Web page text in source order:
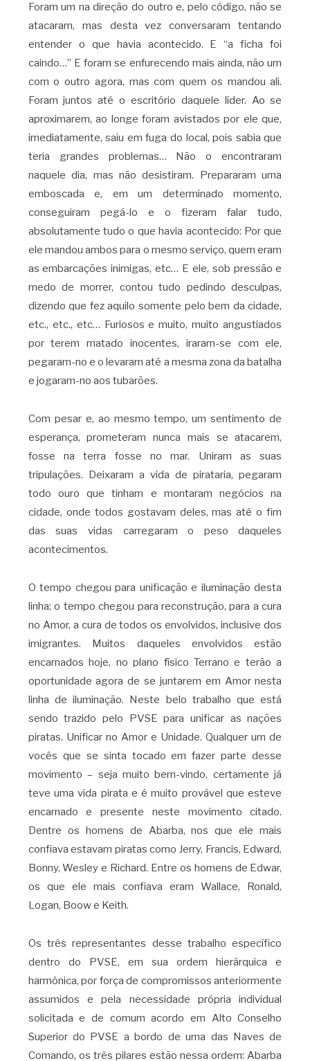
Foram um na direção do outro e, pelo código, não se
atacaram, mas desta vez conversaram tentando
entender o que havia acontecido. E “a ficha foi
caindo…” E foram se enfurecendo mais ainda, não um
com o outro agora, mas com quem os mandou ali.
Foram juntos até o escritório daquele líder. Ao se
aproximarem, ao longe foram avistados por ele que,
imediatamente, saiu em fuga do local, pois sabia que
teria grandes problemas… Não o encontraram
naquele dia, mas não desistiram. Prepararam uma
emboscada e, em um determinado momento,
conseguiram pegá-lo e o fizeram falar tudo,
absolutamente tudo o que havia acontecido: Por que
ele mandou ambos para o mesmo serviço, quem eram
as embarcações inimigas, etc… E ele, sob pressão e
medo de morrer, contou tudo pedindo desculpas,
dizendo que fez aquilo somente pelo bem da cidade,
etc., etc., etc… Furiosos e muito, muito angustiados
por terem matado inocentes, iraram-se com ele,
pegaram-no e o levaram até a mesma zona da batalha
e jogaram-no aos tubarões.
Com pesar e, ao mesmo tempo, um sentimento de
esperança, prometeram nunca mais se atacarem,
fosse na terra fosse no mar. Uniram as suas
tripulações. Deixaram a vida de pirataria, pegaram
todo ouro que tinham e montaram negócios na
cidade, onde todos gostavam deles, mas até o fim
das suas vidas carregaram o peso daqueles
acontecimentos.
O tempo chegou para unificação e iluminação desta
linha; o tempo chegou para reconstrução, para a cura
no Amor, a cura de todos os envolvidos, inclusive dos
imigrantes. Muitos daqueles envolvidos estão
encarnados hoje, no plano físico Terrano e terão a
oportunidade agora de se juntarem em Amor nesta
linha de iluminação. Neste belo trabalho que está
sendo trazido pelo PVSE para unificar as nações
piratas. Unificar no Amor e Unidade. Qualquer um de
vocês que se sinta tocado em fazer parte desse
movimento – seja muito bem-vindo, certamente já
teve uma vida pirata e é muito provável que esteve
encarnado e presente neste movimento citado.
Dentre os homens de Abarba, nos que ele mais
confiava estavam piratas como Jerry, Francis, Edward,
Bonny, Wesley e Richard. Entre os homens de Edwar,
os que ele mais confiava eram Wallace, Ronald,
Logan, Boow e Keith.
Os três representantes desse trabalho específico
dentro do PVSE, em sua ordem hierárquica e
harmônica, por força de compromissos anteriormente
assumidos e pela necessidade própria individual
solicitada e de comum acordo em Alto Conselho
Superior do PVSE a bordo de uma das Naves de
Comando, os três pilares estão nessa ordem: Abarba